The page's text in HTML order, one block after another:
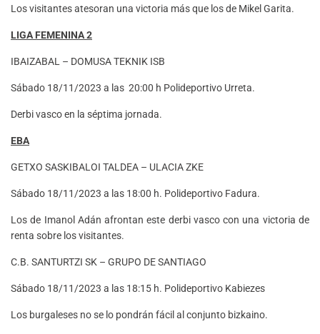
Los visitantes atesoran una victoria más que los de Mikel Garita.
LIGA FEMENINA 2
IBAIZABAL – DOMUSA TEKNIK ISB
Sábado 18/11/2023 a las 20:00 h Polideportivo Urreta.
Derbi vasco en la séptima jornada.
EBA
GETXO SASKIBALOI TALDEA – ULACIA ZKE
Sábado 18/11/2023 a las 18:00 h. Polideportivo Fadura.
Los de Imanol Adán afrontan este derbi vasco con una victoria de
renta sobre los visitantes.
C.B. SANTURTZI SK – GRUPO DE SANTIAGO
Sábado 18/11/2023 a las 18:15 h. Polideportivo Kabiezes
Los burgaleses no se lo pondrán fácil al conjunto bizkaino.